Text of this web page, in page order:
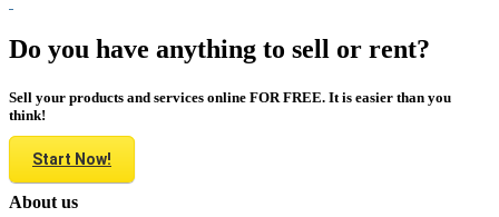
Do you have anything to sell or rent?
Sell your products and services online FOR FREE. It is easier than you
think!
Start Now!
About us